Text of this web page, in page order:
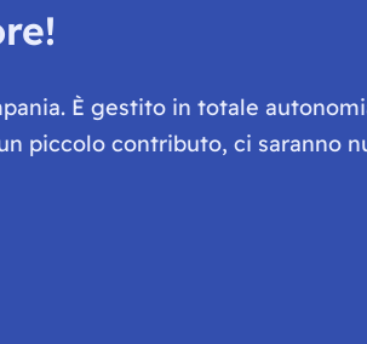
È gestito in totale
piccolo contributo, ci saranno